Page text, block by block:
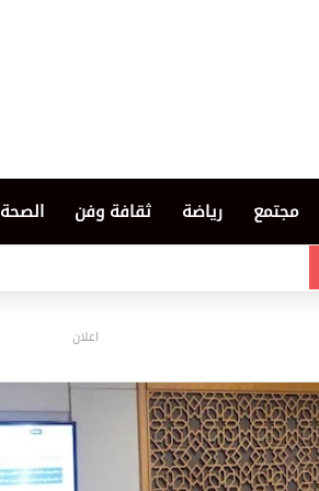
مجتمع رياضة ثقافة وفن الصحة
اعلان